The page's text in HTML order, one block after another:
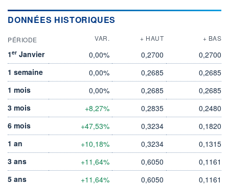
DONNÉES HISTORIQUES
PÉRIODE VAR. + HAUT + BAS
1er Janvier 0,00% 0,2700
0,2700
1 semaine
0,00% 0,2685
0,2685
1 mois
0,00% 0,2685
0,2685
3 mois
+8,27% 0,2835
0,2480
6 mois
+47,53% 0,3234
0,1820
1 an
+10,18% 0,3234
0,1315
3 ans
+11,64% 0,6050
0,1161
5 ans
+11,64% 0,6050
0,1161